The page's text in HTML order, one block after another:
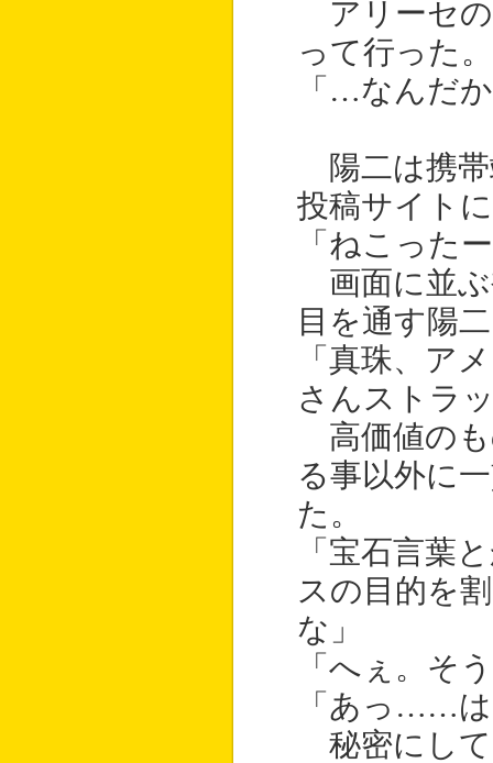
アリーセの
って行った。
「…なんだ
陽二は携帯
投稿サイト
「ねこった
画面に並ぶ
目を通す陽
「真珠、ア
さんストラ
高価値のも
る事以外に
た。
「宝石言葉
スの目的を
な」
「へぇ。そ
「あっ……
秘密にして